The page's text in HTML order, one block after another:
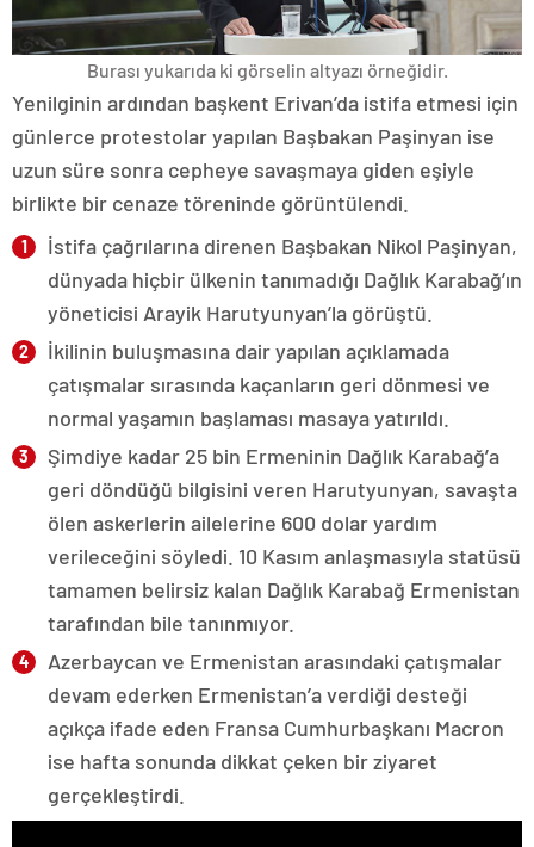
Burası yukarıda ki görselin altyazı örneğidir.
Yenilginin ardından başkent Erivan’da istifa etmesi için
günlerce protestolar yapılan Başbakan Paşinyan ise
uzun süre sonra cepheye savaşmaya giden eşiyle
birlikte bir cenaze töreninde görüntülendi.
İstifa çağrılarına direnen Başbakan Nikol Paşinyan,
dünyada hiçbir ülkenin tanımadığı Dağlık Karabağ’ın
yöneticisi Arayik Harutyunyan’la görüştü.
İkilinin buluşmasına dair yapılan açıklamada
çatışmalar sırasında kaçanların geri dönmesi ve
normal yaşamın başlaması masaya yatırıldı.
Şimdiye kadar 25 bin Ermeninin Dağlık Karabağ’a
geri döndüğü bilgisini veren Harutyunyan, savaşta
ölen askerlerin ailelerine 600 dolar yardım
verileceğini söyledi. 10 Kasım anlaşmasıyla statüsü
tamamen belirsiz kalan Dağlık Karabağ Ermenistan
tarafından bile tanınmıyor.
Azerbaycan ve Ermenistan arasındaki çatışmalar
devam ederken Ermenistan’a verdiği desteği
açıkça ifade eden Fransa Cumhurbaşkanı Macron
ise hafta sonunda dikkat çeken bir ziyaret
gerçekleştirdi.